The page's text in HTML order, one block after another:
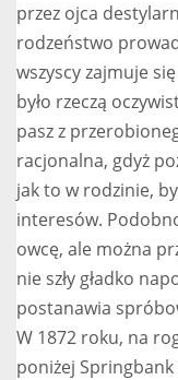
przez ojca
rodzeństwo
wszyscy zajmuje
było rzeczą
pasz z
racjonalna, gdyż
jak to w rodzinie,
interesów.
owcę, ale można
nie szły gładko
postanawia
W 1872 roku, na
poniżej Springbank